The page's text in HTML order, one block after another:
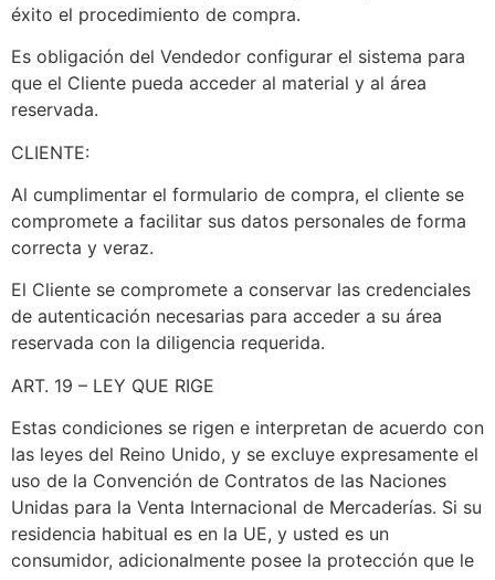
éxito el procedimiento de compra.
Es obligación del Vendedor configurar el sistema para
que el Cliente pueda acceder al material y al área
reservada.
CLIENTE:
Al cumplimentar el formulario de compra, el cliente se
compromete a facilitar sus datos personales de forma
correcta y veraz.
El Cliente se compromete a conservar las credenciales
de autenticación necesarias para acceder a su área
reservada con la diligencia requerida.
ART. 19 – LEY QUE RIGE
Estas condiciones se rigen e interpretan de acuerdo con
las leyes del Reino Unido, y se excluye expresamente el
uso de la Convención de Contratos de las Naciones
Unidas para la Venta Internacional de Mercaderías. Si su
residencia habitual es en la UE, y usted es un
consumidor, adicionalmente posee la protección que le